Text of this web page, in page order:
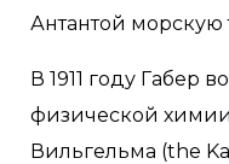
Антантой морскую
В 1911 году Габер
физической
Вильгельма (the